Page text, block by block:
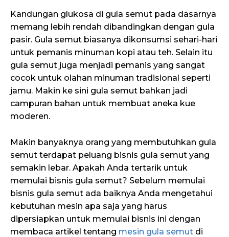
Kandungan glukosa di gula semut pada dasarnya
memang lebih rendah dibandingkan dengan gula
pasir. Gula semut biasanya dikonsumsi sehari-hari
untuk pemanis minuman kopi atau teh. Selain itu
gula semut juga menjadi pemanis yang sangat
cocok untuk olahan minuman tradisional seperti
jamu. Makin ke sini gula semut bahkan jadi
campuran bahan untuk membuat aneka kue
moderen.
Makin banyaknya orang yang membutuhkan gula
semut terdapat peluang bisnis gula semut yang
semakin lebar. Apakah Anda tertarik untuk
memulai bisnis gula semut? Sebelum memulai
bisnis gula semut ada baiknya Anda mengetahui
kebutuhan mesin apa saja yang harus
dipersiapkan untuk memulai bisnis ini dengan
membaca artikel tentang mesin gula semut di